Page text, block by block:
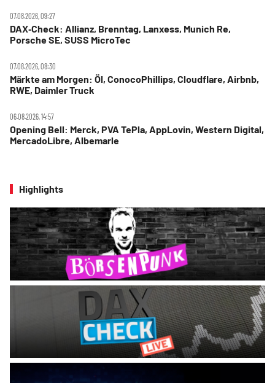
07.08.2026, 09:27
DAX‑Check: Allianz, Brenntag, Lanxess, Munich Re,
Porsche SE, SUSS MicroTec
07.08.2026, 08:30
Märkte am Morgen: Öl, ConocoPhillips, Cloudflare, Airbnb,
RWE, Daimler Truck
06.08.2026, 14:57
Opening Bell: Merck, PVA TePla, AppLovin, Western Digital,
MercadoLibre, Albemarle
Highlights